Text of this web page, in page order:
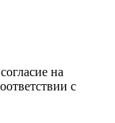
на
с